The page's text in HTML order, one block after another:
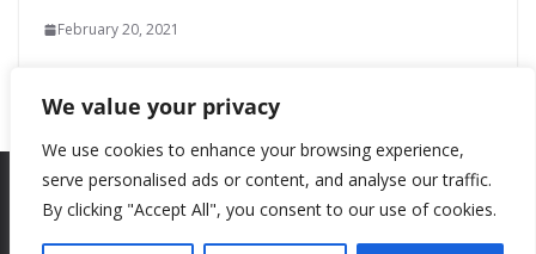
We value your privacy
We use cookies to enhance your browsing experience,
serve personalised ads or content, and analyse our traffic.
By clicking "Accept All", you consent to our use of cookies.
February 20, 2021